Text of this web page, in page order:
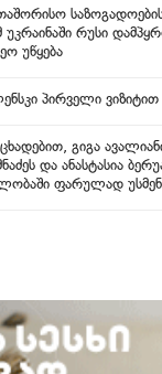
უკრაინაში რუსი
უწყება
პირველი ვიზიტით
გიგა
და ანასტასია
ფარულად